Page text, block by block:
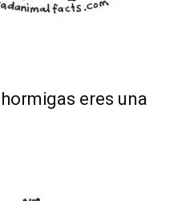
eres una